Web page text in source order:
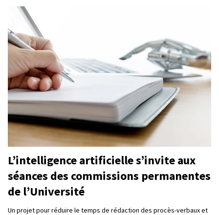
L’intelligence artificielle s’invite aux
séances des commissions permanentes
de l’Université
Un projet pour réduire le temps de rédaction des procès-verbaux et